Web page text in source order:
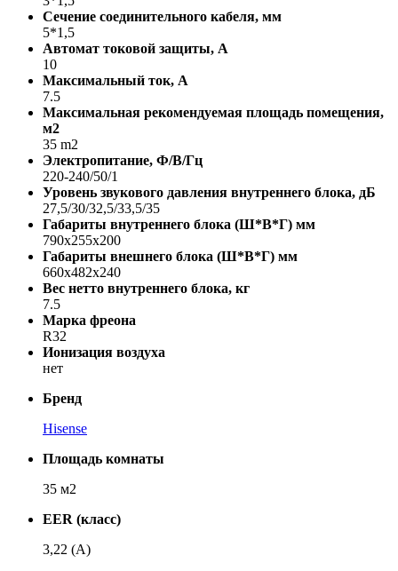
Сечение соединительного кабеля, мм
5*1,5
Автомат токовой защиты, A
10
Максимальный ток, А
7.5
Максимальная рекомендуемая площадь помещения,
м2
35 m2
Электропитание, Ф/В/Гц
220-240/50/1
Уровень звукового давления внутреннего блока, дБ
27,5/30/32,5/33,5/35
Габариты внутреннего блока (Ш*В*Г) мм
790x255x200
Габариты внешнего блока (Ш*В*Г) мм
660x482x240
Вес нетто внутреннего блока, кг
7.5
Марка фреона
R32
Ионизация воздуха
нет
Бренд
Hisense
Площадь комнаты
35 м2
EER (класс)
3,22 (A)